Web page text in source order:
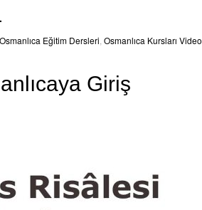
Osmanlıca Eğitim Dersleri Osmanlıca Kursları Video
Giriş